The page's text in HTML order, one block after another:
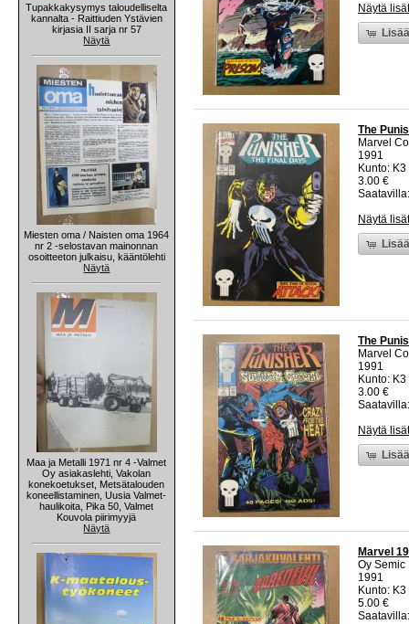
Tupakkakysymys taloudelliselta
kannalta - Raittiuden Ystävien
kirjasia II sarja nr 57
Näytä
Miesten oma / Naisten oma 1964
nr 2 -selostavan mainonnan
osoitteeton julkaisu, kääntölehti
Näytä
Maa ja Metalli 1971 nr 4 -Valmet
Oy asiakaslehti, Vakolan
konekoetukset, Metsätalouden
koneellistaminen, Uusia Valmet-
haulikoita, Pika 50, Valmet
Kouvola piirimyyjä
Näytä
Näytä
The
Marvel
1991
Kunto:
3.00 €
Näytä
The
Marvel
1991
Kunto:
3.00 €
Näytä
Marvel
Oy Semic
1991
Kunto:
5.00 €